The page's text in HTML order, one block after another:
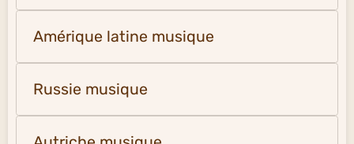
Amérique latine musique
Russie musique